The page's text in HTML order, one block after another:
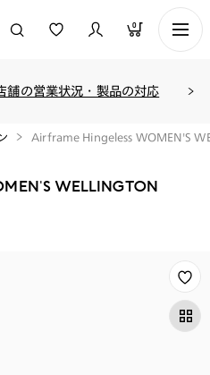
0
舗の営業状況・製品の対応
Airframe Hingeless WOMEN'S
WELLINGTON